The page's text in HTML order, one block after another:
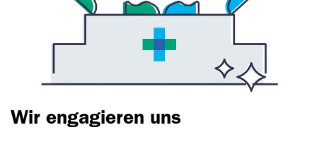
Wir engagieren uns